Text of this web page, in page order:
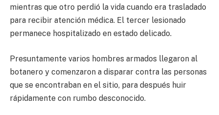
mientras que otro perdió la vida cuando era trasladado
para recibir atención médica. El tercer lesionado
permanece hospitalizado en estado delicado.
Presuntamente varios hombres armados llegaron al
botanero y comenzaron a disparar contra las personas
que se encontraban en el sitio, para después huir
rápidamente con rumbo desconocido.